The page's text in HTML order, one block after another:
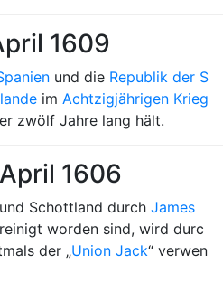
1609
und die Republik der S
im Achtzigjährigen Krieg
zwölf Jahre lang hält.
1606
Schottland durch James
worden sind, wird durc
der „Union Jack“ verwen